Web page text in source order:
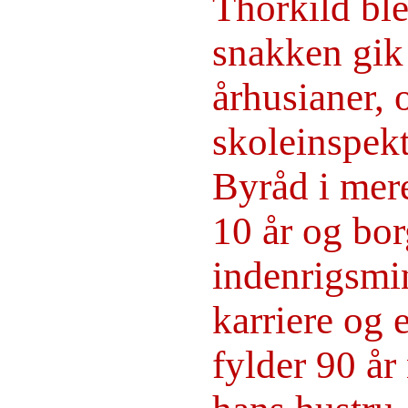
snakken
århusianer,
Byråd i
10 år og
karriere og
fylder 90 år